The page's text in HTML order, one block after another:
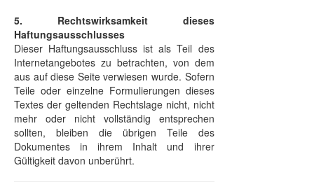
5. Rechtswirksamkeit dieses
Haftungsausschlusses
Dieser Haftungsausschluss ist als Teil des
Internetangebotes zu betrachten, von dem
aus auf diese Seite verwiesen wurde. Sofern
Teile oder einzelne Formulierungen dieses
Textes der geltenden Rechtslage nicht, nicht
mehr oder nicht vollständig entsprechen
sollten, bleiben die übrigen Teile des
Dokumentes in ihrem Inhalt und ihrer
Gültigkeit davon unberührt.